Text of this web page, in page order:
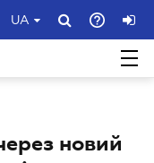
UA
новий